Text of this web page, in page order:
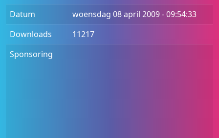
Datum
woensdag 08 april 2009 - 09:54:33
Downloads
11217
Sponsoring